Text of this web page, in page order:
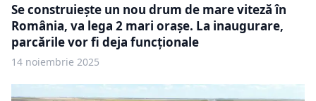
Se construiește un nou drum de mare viteză în
România, va lega 2 mari orașe. La inaugurare,
parcările vor fi deja funcționale
14 noiembrie 2025